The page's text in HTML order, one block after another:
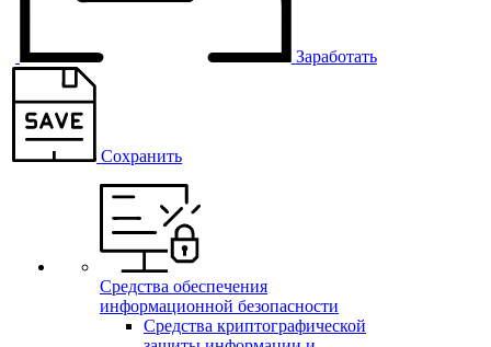
Заработать
Сохранить
Средства обеспечения
информационной безопасности
Средства криптографической